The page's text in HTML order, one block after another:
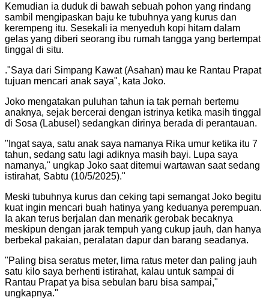
Kemudian ia duduk di bawah sebuah pohon yang rindang
sambil mengipaskan baju ke tubuhnya yang kurus dan
kerempeng itu. Sesekali ia menyeduh kopi hitam dalam
gelas yang diberi seorang ibu rumah tangga yang bertempat
tinggal di situ.
."Saya dari Simpang Kawat (Asahan) mau ke Rantau Prapat
tujuan mencari anak saya", kata Joko.
Joko mengatakan puluhan tahun ia tak pernah bertemu
anaknya, sejak bercerai dengan istrinya ketika masih tinggal
di Sosa (Labusel) sedangkan dirinya berada di perantauan.
" Ingat saya, satu anak saya namanya Rika umur ketika itu 7
tahun, sedang satu lagi adiknya masih bayi. Lupa saya
namanya," ungkap Joko saat ditemui wartawan saat sedang
istirahat, Sabtu (10/5/2025)."
Meski tubuhnya kurus dan ceking tapi semangat Joko begitu
kuat ingin mencari buah hatinya yang keduanya perempuan.
Ia akan terus berjalan dan menarik gerobak becaknya
meskipun dengan jarak tempuh yang cukup jauh, dan hanya
berbekal pakaian, peralatan dapur dan barang seadanya.
"Paling bisa seratus meter, lima ratus meter dan paling jauh
satu kilo saya berhenti istirahat, kalau untuk sampai di
Rantau Prapat ya bisa sebulan baru bisa sampai,"
ungkapnya."